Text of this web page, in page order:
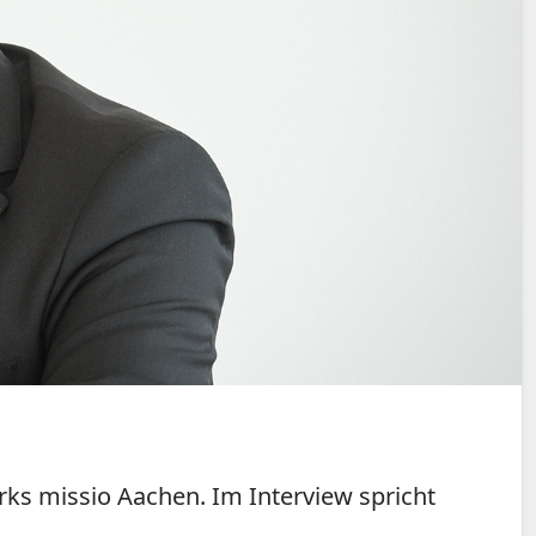
missio Aachen. Im Interview spricht